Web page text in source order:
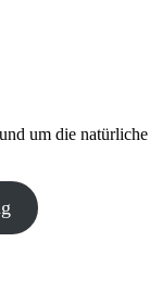
um die natürliche